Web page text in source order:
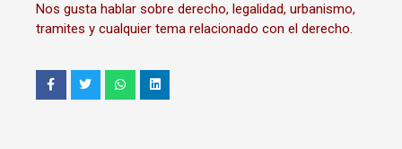
Nos gusta hablar sobre derecho, legalidad, urbanismo,
tramites y cualquier tema relacionado con el derecho.